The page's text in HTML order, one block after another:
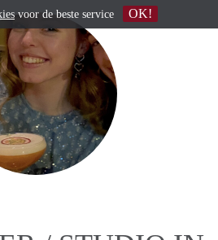
voor de beste service OK!